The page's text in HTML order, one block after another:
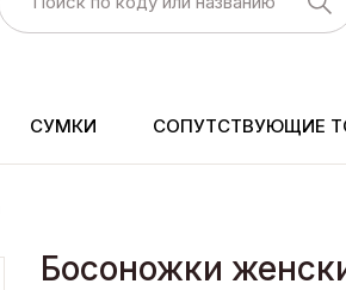
СУМКИ СОПУТСТВУЮЩИЕ
Босоножки